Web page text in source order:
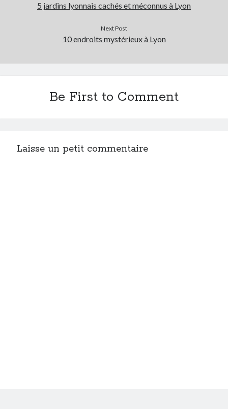
5 jardins lyonnais cachés et méconnus à Lyon
Next Post
10 endroits mystérieux à Lyon
Be First to Comment
Laisse un petit commentaire